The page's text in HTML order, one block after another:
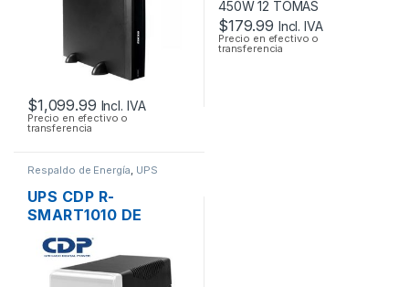
$1,099.99 Incl. IVA
Precio en efectivo o
transferencia
$179.99 Incl. IVA
Precio en efectivo o
transferencia
Respaldo de Energía, UPS
UPS CDP R-
SMART1010 DE
TOMAS CON LCD
120V